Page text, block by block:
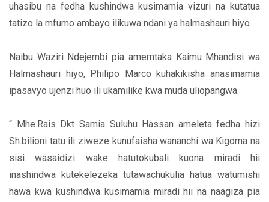
uhasibu na fedha kushindwa kusimamia vizuri na kutatua
tatizo la mfumo ambayo ilikuwa ndani ya halmashauri hiyo.
Naibu Waziri Ndejembi pia amemtaka Kaimu Mhandisi wa
Halmashauri hiyo, Philipo Marco kuhakikisha anasimamia
ipasavyo ujenzi huo ili ukamilike kwa muda uliopangwa.
“ Mhe.Rais Dkt Samia Suluhu Hassan ameleta fedha hizi
Sh.bilioni tatu ili ziweze kunufaisha wananchi wa Kigoma na
sisi wasaidizi wake hatutokubali kuona miradi hii
inashindwa kutekelezeka tutawachukulia hatua watumishi
hawa kwa kushindwa kusimamia miradi hii na naagiza pia